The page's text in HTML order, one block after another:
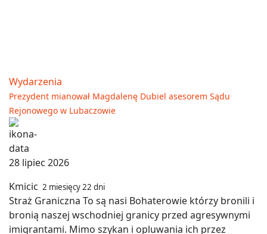
Wydarzenia
Prezydent mianował Magdalenę Dubiel asesorem Sądu
Rejonowego w Lubaczowie
28 lipiec 2026
Kmicic 2 miesięcy 22 dni
Straż Graniczna To są nasi Bohaterowie którzy bronili i
bronią naszej wschodniej granicy przed agresywnymi
imigrantami. Mimo szykan i opluwania ich przez